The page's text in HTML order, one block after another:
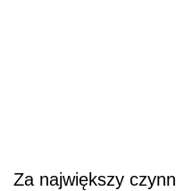
Za największy